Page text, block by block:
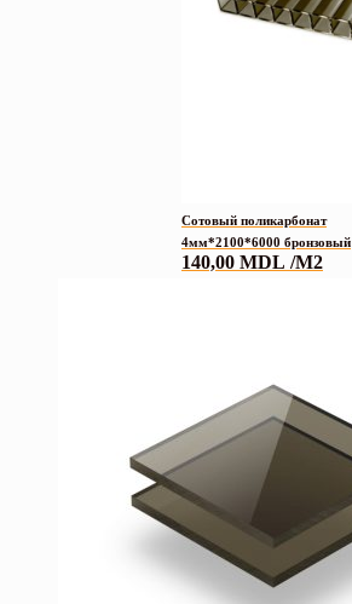
Сотовый поликарбонат
4мм*2100*6000 бронзовый
140,00 MDL /М2